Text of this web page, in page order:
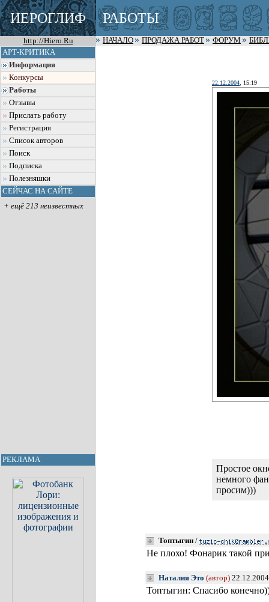
ИЕРОГЛИФ РАБОТЫ
http://Hiero.Ru НАЧАЛО ПРОДАЖА РАБОТ ФОРУМ
АРТ-КРИТИКА
Информация
Конкурсы
Работы
Отзывы
Прислать работу
Регистрация
Список авторов
Поиск
Подписка
Полезняшки
СЕЙЧАС НА САЙТЕ
+ ещё 213 неизвестных
РЕКЛАМА
22.12.2004 , 15:19
Простое
немного
просим)))
Топтыгин /
Не плохо! Фонарик такой
Наталия Это (автор)
Топтыгин: Спасибо